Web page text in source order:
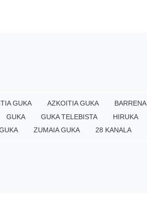
GUKA AZKOITIA GUKA
BARRENA
GUKA GUKA TELEBISTA
HIRUKA
ZUMAIA GUKA 28 KANALA